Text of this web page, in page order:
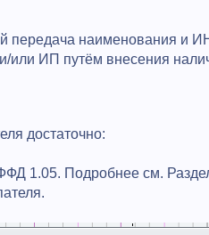
передача наименования и
или ИП путём внесения
достаточно:
1.05. Подробнее см.